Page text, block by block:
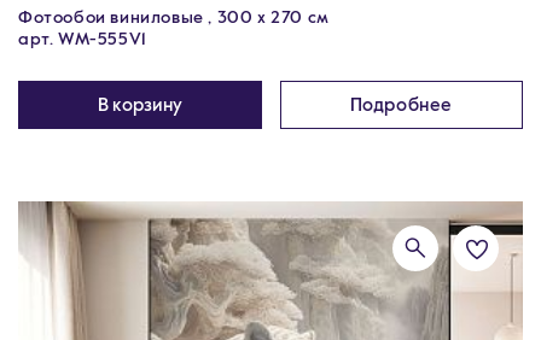
Фотообои виниловые , 300 х 270 см
арт. WM-555V1
В корзину Подробнее